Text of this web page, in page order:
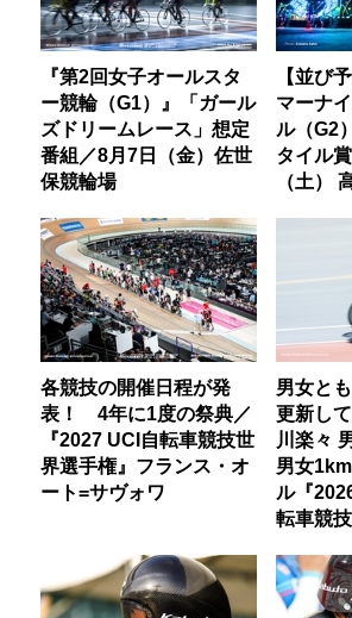
『第2回女子オールスタ
ー競輪（G1）』「ガール
ズドリームレース」想定
番組／8月7日（金）佐世
保競輪場
【並び
マーナ
ル（G2
タイル
（土）
各競技の開催日程が発
表！ 4年に1度の祭典／
『2027 UCI自転車競技世
界選手権』フランス・オ
ート=サヴォワ
男女と
更新し
川楽々
男女
ル『
転車競技